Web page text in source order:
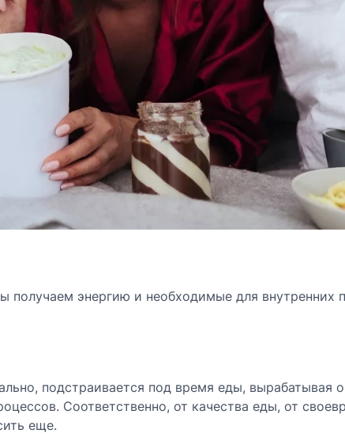
получаем энергию и необходимые для внутренних
подстраивается под время еды, вырабатывая
Соответственно, от качества еды, от
еще.